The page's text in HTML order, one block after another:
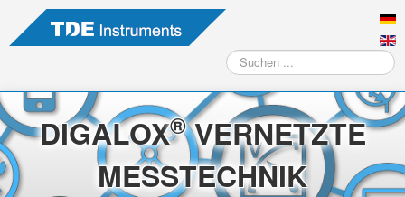
Suchen
...
DIGALOX®VERNETZTE
MESSTECHNIK